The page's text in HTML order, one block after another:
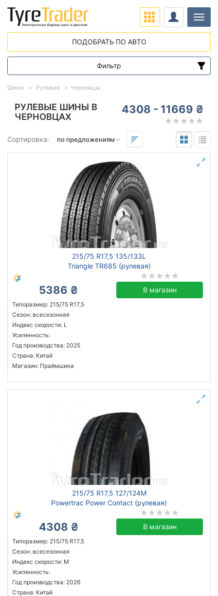
РУЛЕВЫЕ ШИНЫ В
ЧЕРНОВЦАХ
4308 - 11669 ₴
Сортировка:
215/75 R17,5 135/133L
Triangle TR685 (рулевая)
5386 ₴ В магазин
Типоразмер: 215/75 R17,5
Сезон: всесезонная
Индекс скорости: L
Усиленность:
Год производства: 2025
Страна: Китай
Магазин: Праймшина
215/75 R17,5 127/124M
Powertrac Power Contact (рулевая)
4308 ₴ В магазин
Типоразмер: 215/75 R17,5
Сезон: всесезонная
Индекс скорости: M
Усиленность:
Год производства: 2026
Страна: Китай
Шины Рулевая Черновцы
ПОДОБРАТЬ ПО АВТО
Фильтр
Диапазон цен
от
Тип транспортного средства
ведущая
внедорожник
легковой
Страна производства
Сбросить Подобрать